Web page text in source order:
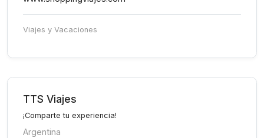
Viajes y Vacaciones
TTS Viajes
¡Comparte tu experiencia!
Argentina